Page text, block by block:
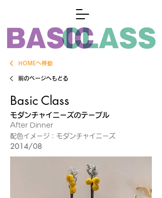
HOMEへ移動
前のページへもどる
Basic Class
モダンチャイニーズのテーブル
After Dinner
配色イメージ：モダンチャイニーズ
2014/08